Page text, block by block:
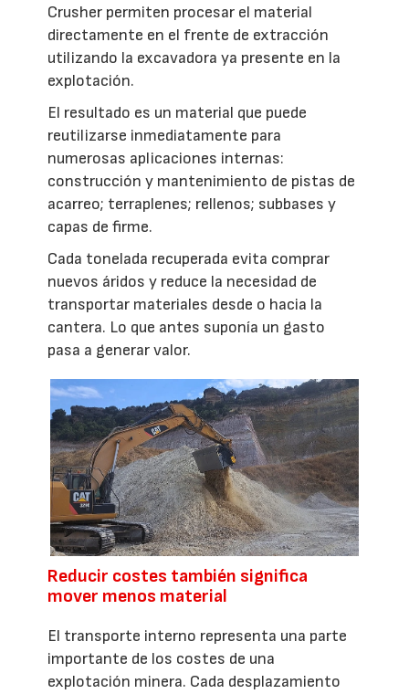
Crusher permiten procesar el material
directamente en el frente de extracción
utilizando la excavadora ya presente en la
explotación.
El resultado es un material que puede
reutilizarse inmediatamente para
numerosas aplicaciones internas:
construcción y mantenimiento de pistas de
acarreo; terraplenes; rellenos; subbases y
capas de firme.
Cada tonelada recuperada evita comprar
nuevos áridos y reduce la necesidad de
transportar materiales desde o hacia la
cantera. Lo que antes suponía un gasto
pasa a generar valor.
Reducir costes también significa
mover menos material
El transporte interno representa una parte
importante de los costes de una
explotación minera. Cada desplazamiento